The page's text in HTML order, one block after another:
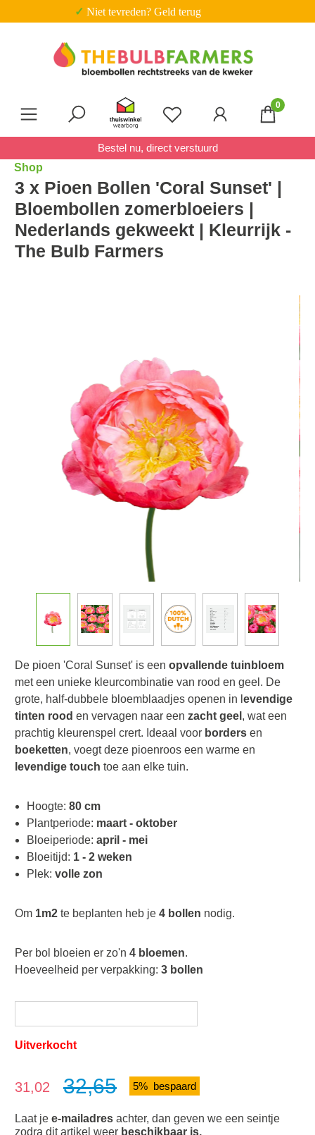
Ga naar de hoofdinhoud✓ Niet tevreden? Geld terug
Je hebt 0 items op je
0
Bestel nu, direct verstuurd
Shop
3 x Pioen Bollen 'Coral Sunset' |
Bloembollen zomerbloeiers |
Nederlands gekweekt | Kleurrijk -
The Bulb Farmers
De pioen 'Coral Sunset' is een opvallende tuinbloem
met een unieke kleurcombinatie van rood en geel. De
grote, half-dubbele bloemblaadjes openen in l evendige
tinten rood en vervagen naar een zacht geel , wat een
prachtig kleurenspel crert. Ideaal voor borders en
boeketten, voegt deze pioenroos een warme en
levendige touch toe aan elke tuin.
Hoogte: 80 cm
Plantperiode: maart - oktober
Bloeiperiode: april - mei
Bloeitijd: 1 - 2 weken
Plek: volle zon
Om 1m2 te beplanten heb je 4 bollen nodig.
Per bol bloeien er zo'n 4 bloemen.
Hoeveelheid per verpakking: 3 bollen
Uitverkocht
Verkoopprijs:
31,02 32,65 5% bespaard
Laat je e-mailadres achter, dan geven we een seintje
zodra dit artikel weer beschikbaar is.